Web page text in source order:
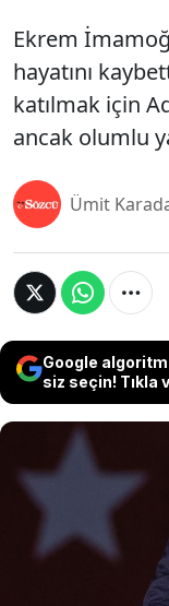
Ekrem
hayatını
katılmak için
ancak olumlu
Ümit
Google
siz seçin! Tıkla